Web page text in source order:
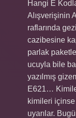
Hangi E
Alışverişinin
raflarında
cazibesine
parlak
ucuyla bile
yazılmış
E621…
kimileri içinse
uyarılar.